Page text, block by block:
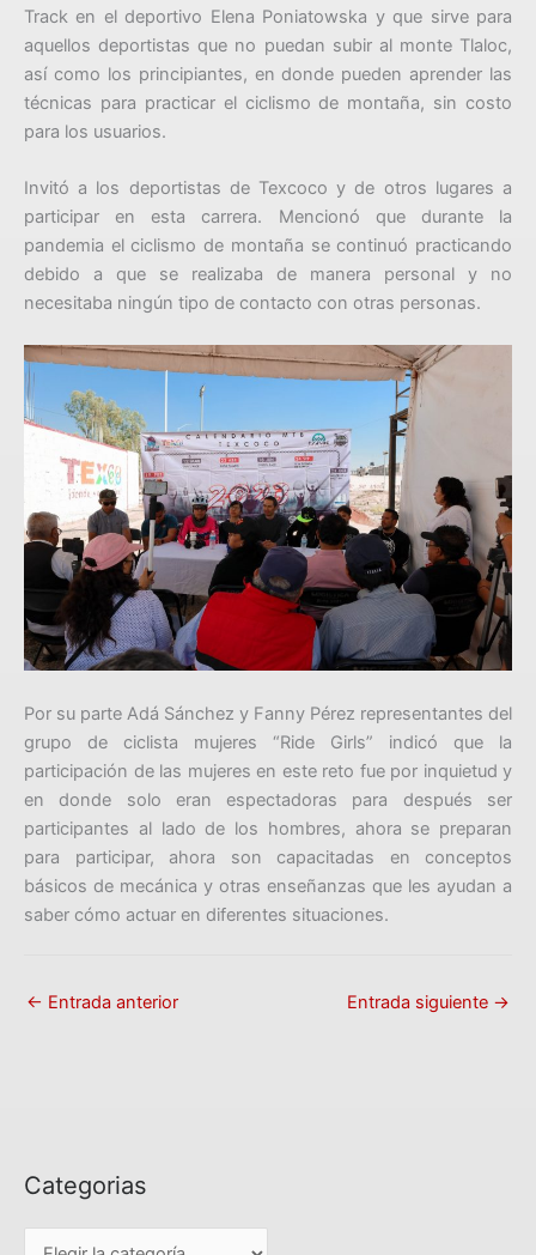
Track en el deportivo Elena Poniatowska y que sirve para
aquellos deportistas que no puedan subir al monte Tlaloc,
así como los principiantes, en donde pueden aprender las
técnicas para practicar el ciclismo de montaña, sin costo
para los usuarios.
Invitó a los deportistas de Texcoco y de otros lugares a
participar en esta carrera. Mencionó que durante la
pandemia el ciclismo de montaña se continuó practicando
debido a que se realizaba de manera personal y no
necesitaba ningún tipo de contacto con otras personas.
Por su parte Adá Sánchez y Fanny Pérez representantes del
grupo de ciclista mujeres “Ride Girls” indicó que la
participación de las mujeres en este reto fue por inquietud y
en donde solo eran espectadoras para después ser
participantes al lado de los hombres, ahora se preparan
para participar, ahora son capacitadas en conceptos
básicos de mecánica y otras enseñanzas que les ayudan a
saber cómo actuar en diferentes situaciones.
← Entrada anterior Entrada siguiente →
Categorias
C